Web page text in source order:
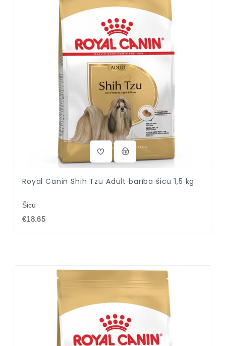
Royal Canin Shih Tzu Adult barība šicu 1,5 kg
Šicu
€18.65